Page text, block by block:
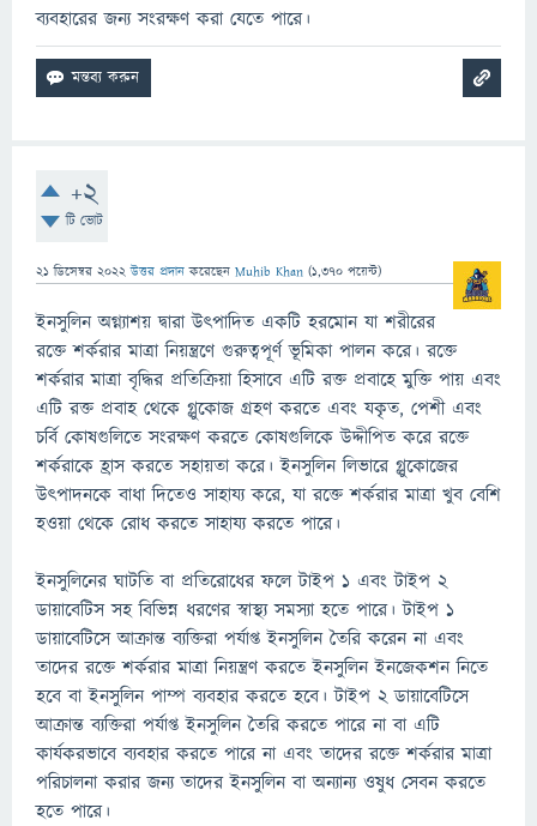
ব্যবহারের জন্য সংরক্ষণ করা যেতে পারে।
+2
টি ভোট
21 ডিসেম্বর 2022 উত্তর প্রদান করেছেন Muhib Khan (1,370 পয়েন্ট)
ইনসুলিন অগ্ন্যাশয় দ্বারা উত্পাদিত একটি হরমোন যা শরীরের
রক্তে শর্করার মাত্রা নিয়ন্ত্রণে গুরুত্বপূর্ণ ভূমিকা পালন করে। রক্তে
শর্করার মাত্রা বৃদ্ধির প্রতিক্রিয়া হিসাবে এটি রক্ত ​​প্রবাহে মুক্তি পায় এবং
এটি রক্ত ​​প্রবাহ থেকে গ্লুকোজ গ্রহণ করতে এবং যকৃত, পেশী এবং
চর্বি কোষগুলিতে সংরক্ষণ করতে কোষগুলিকে উদ্দীপিত করে রক্তে
শর্করাকে হ্রাস করতে সহায়তা করে। ইনসুলিন লিভারে গ্লুকোজের
উৎপাদনকে বাধা দিতেও সাহায্য করে, যা রক্তে শর্করার মাত্রা খুব বেশি
হওয়া থেকে রোধ করতে সাহায্য করতে পারে।
ইনসুলিনের ঘাটতি বা প্রতিরোধের ফলে টাইপ 1 এবং টাইপ 2
ডায়াবেটিস সহ বিভিন্ন ধরণের স্বাস্থ্য সমস্যা হতে পারে। টাইপ 1
ডায়াবেটিসে আক্রান্ত ব্যক্তিরা পর্যাপ্ত ইনসুলিন তৈরি করেন না এবং
তাদের রক্তে শর্করার মাত্রা নিয়ন্ত্রণ করতে ইনসুলিন ইনজেকশন নিতে
হবে বা ইনসুলিন পাম্প ব্যবহার করতে হবে। টাইপ 2 ডায়াবেটিসে
আক্রান্ত ব্যক্তিরা পর্যাপ্ত ইনসুলিন তৈরি করতে পারে না বা এটি
কার্যকরভাবে ব্যবহার করতে পারে না এবং তাদের রক্তে শর্করার মাত্রা
পরিচালনা করার জন্য তাদের ইনসুলিন বা অন্যান্য ওষুধ সেবন করতে
হতে পারে।